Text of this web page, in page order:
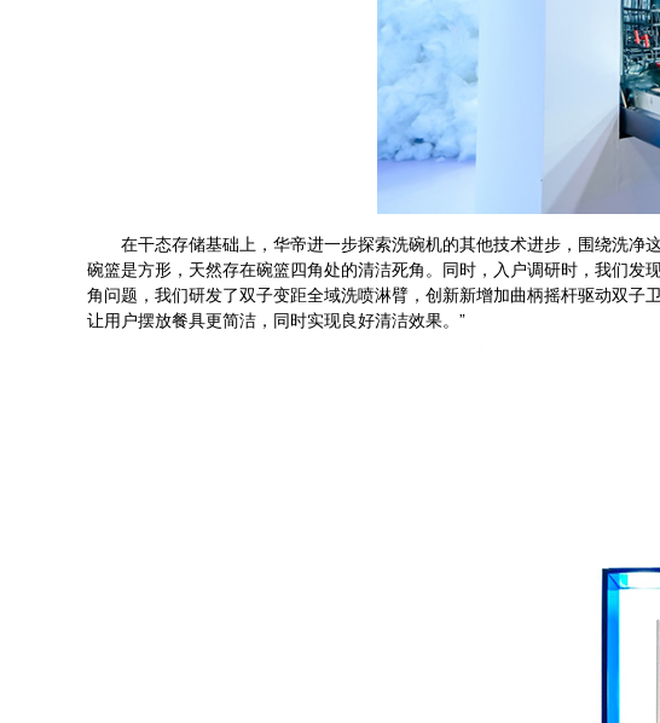
在干态存储基础上，华帝进一步探索洗碗机的其他技术进步，围绕洗净
碗篮是方形，天然存在碗篮四角处的清洁死角。同时，入户调研时，我们
角问题，我们研发了双子变距全域洗喷淋臂，创新新增加曲柄摇杆驱动双子
让用户摆放餐具更简洁，同时实现良好清洁效果。”